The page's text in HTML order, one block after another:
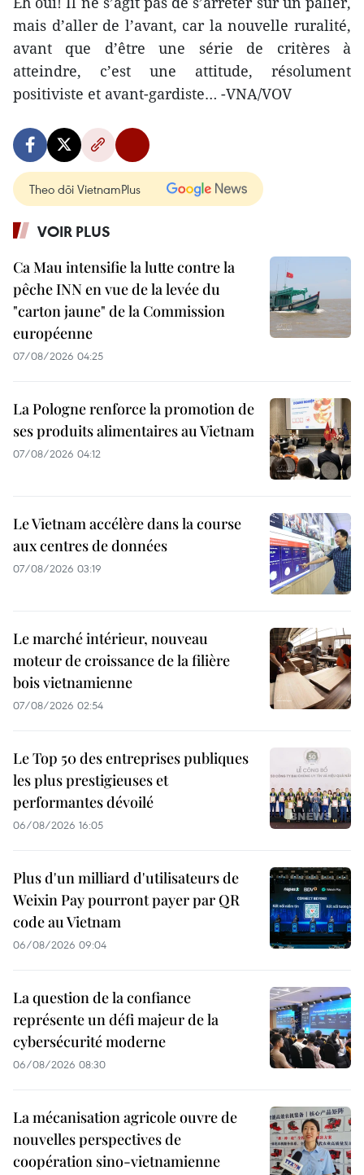
mais d’aller de l’avant, car la nouvelle ruralité,
avant que d’être une série de critères à
atteindre, c’est une attitude, résolument
positiviste et avant-gardiste… -VNA/VOV
Theo dõi VietnamPlus
VOIR PLUS
Ca Mau intensifie la lutte contre la
pêche INN en vue de la levée du
"carton jaune" de la Commission
européenne
07/08/2026 04:25
La Pologne renforce la promotion de
ses produits alimentaires au Vietnam
07/08/2026 04:12
Le Vietnam accélère dans la course
aux centres de données
07/08/2026 03:19
Le marché intérieur, nouveau
moteur de croissance de la filière
bois vietnamienne
07/08/2026 02:54
Le Top 50 des entreprises publiques
les plus prestigieuses et
performantes dévoilé
06/08/2026 16:05
Plus d'un milliard d'utilisateurs de
Weixin Pay pourront payer par QR
code au Vietnam
06/08/2026 09:04
La question de la confiance
représente un défi majeur de la
cybersécurité moderne
06/08/2026 08:30
La mécanisation agricole ouvre de
nouvelles perspectives de
coopération sino-vietnamienne